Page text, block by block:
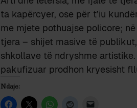
ta kapërcyer, ose për t’iu
me mjete pothuajse policore;
tjera – shijet masive të
shkollave të ndryshme
pakufizuar prodhon kryesisht
Ndaje: